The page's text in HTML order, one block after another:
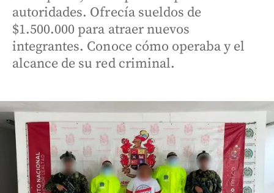
autoridades. Ofrecía sueldos de
$1.500.000 para atraer nuevos
integrantes. Conoce cómo operaba y el
alcance de su red criminal.